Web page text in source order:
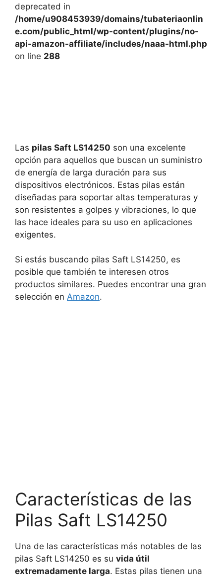
deprecated in
/home/u908453939/domains/tubateriaonlin
e.com/public_html/wp-content/plugins/no-
api-amazon-affiliate/includes/naaa-html.php
on line 288
Las pilas Saft LS14250 son una excelente
opción para aquellos que buscan un suministro
de energía de larga duración para sus
dispositivos electrónicos. Estas pilas están
diseñadas para soportar altas temperaturas y
son resistentes a golpes y vibraciones, lo que
las hace ideales para su uso en aplicaciones
exigentes.
Si estás buscando pilas Saft LS14250, es
posible que también te interesen otros
productos similares. Puedes encontrar una gran
selección en Amazon.
Características de las
Pilas Saft LS14250
Una de las características más notables de las
pilas Saft LS14250 es su vida útil
extremadamente larga. Estas pilas tienen una